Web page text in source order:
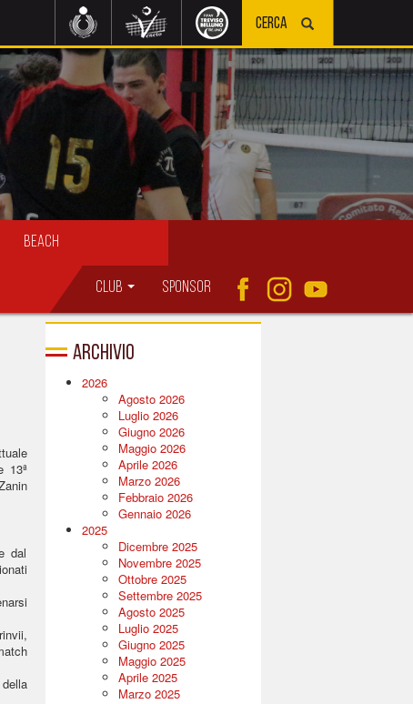
Beach
Club Sponsor
13ª
dal
Archivio
2026
Agosto 2026
Luglio 2026
Giugno 2026
Maggio 2026
Aprile 2026
Marzo 2026
Febbraio 2026
Gennaio 2026
2025
Dicembre 2025
Novembre 2025
Ottobre 2025
Settembre 2025
Agosto 2025
Luglio 2025
Giugno 2025
Maggio 2025
Aprile 2025
Marzo 2025